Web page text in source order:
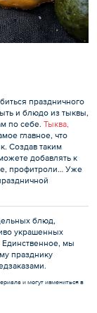
праздничного
и блюдо из тыквы,
по себе. Тыква,
главное, что
Создав таким
добавлять к
профитроли… Уже
блюд,
украшенных
Единственное, мы
празднику
и могут измениться в